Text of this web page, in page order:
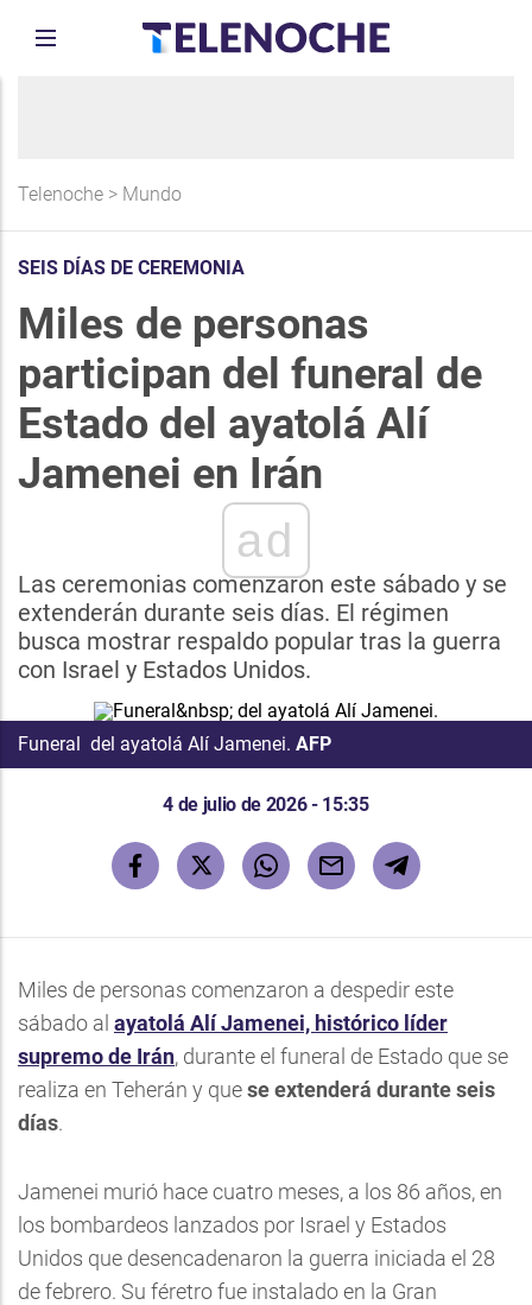
Telenoche > Mundo
SEIS DÍAS DE CEREMONIA
Miles de personas
participan del funeral de
Estado del ayatolá Alí
Jamenei en Irán
ad
Las ceremonias comenzaron este sábado y se
extenderán durante seis días. El régimen
busca mostrar respaldo popular tras la guerra
con Israel y Estados Unidos.
Funeral del ayatolá Alí Jamenei. AFP
4 de julio de 2026 - 15:35
Miles de personas comenzaron a despedir este
sábado al ayatolá Alí Jamenei, histórico líder
supremo de Irán, durante el funeral de Estado que se
realiza en Teherán y quese extenderá durante seis
días.
Jamenei murió hace cuatro meses, a los 86 años, en
los bombardeos lanzados por Israel y Estados
Unidos que desencadenaron la guerra iniciada el 28
de febrero. Su féretro fue instalado en la Gran